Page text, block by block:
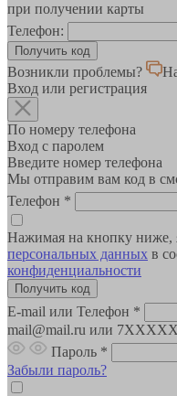
при получении карты
Телефон:
Возникли проблемы?
Вход или регистрация
По номеру телефона
Вход с паролем
Введите номер телефона
Мы отправим вам код в
Телефон *
Нажимая на кнопку ниже,
персональных данных в
конфиденциальности
E-mail или Телефон *
mail@mail.ru или
Пароль *
Забыли пароль?